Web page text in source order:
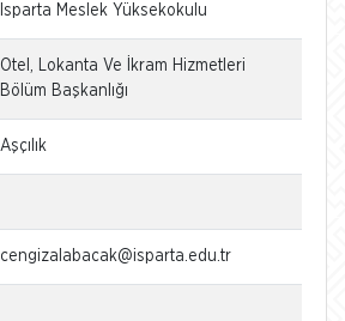
Isparta Meslek Yüksekokulu
Otel, Lokanta Ve İkram Hizmetleri
Bölüm Başkanlığı
Aşçılık
cengizalabacak@isparta.edu.tr